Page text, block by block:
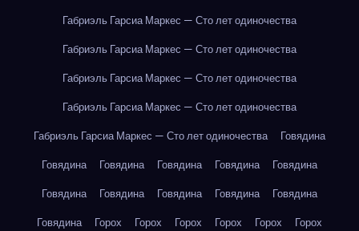
Габриэль Гарсиа Маркес — Сто лет одиночества
Габриэль Гарсиа Маркес — Сто лет одиночества
Габриэль Гарсиа Маркес — Сто лет одиночества
Габриэль Гарсиа Маркес — Сто лет одиночества
Габриэль Гарсиа Маркес — Сто лет одиночества
Говядина
Говядина
Говядина Говядина Говядина
Говядина
Говядина
Говядина Говядина Говядина
Говядина
Говядина
Горох Горох Горох Горох Горох
Горох